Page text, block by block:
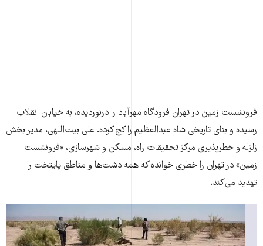
فرونشست زمین در تهران فرودگاه مهرآباد را درنوردیده، به خیابان انقلاب
رسیده و بنای تاریخی شاه عبدالعظیم را کج کرده. علی بیت‌اللهی، مدیر بخش
زلزله و خطرپذیری مرکز تحقیقات راه، مسکن و شهرسازی، «فرونشست
زمین» در تهران را خطری خوانده که همه دشت‌ها و مناطق پایتخت را
تهدید می‌کند.